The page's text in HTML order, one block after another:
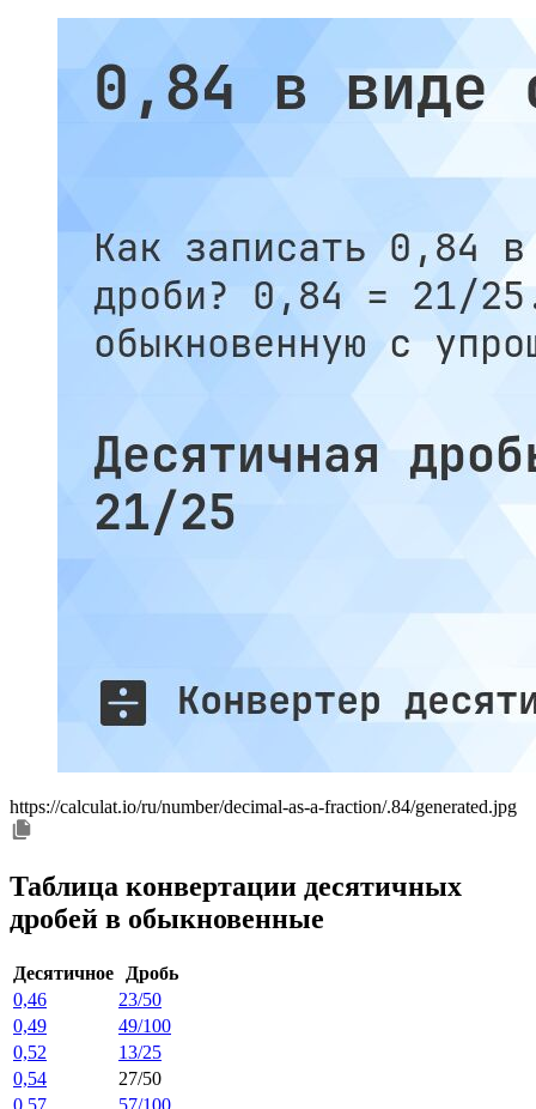
https://calculat.io/ru/number/decimal-as-a-fraction/.84/generated.jpg
Таблица конвертации десятичных
дробей в обыкновенные
Десятичное
Дробь
0,46
23/50
0,49
49/100
0,52
13/25
0,54
27/50
0,57
57/100